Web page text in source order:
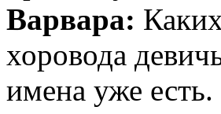
Варвара:
хоровода
имена уже